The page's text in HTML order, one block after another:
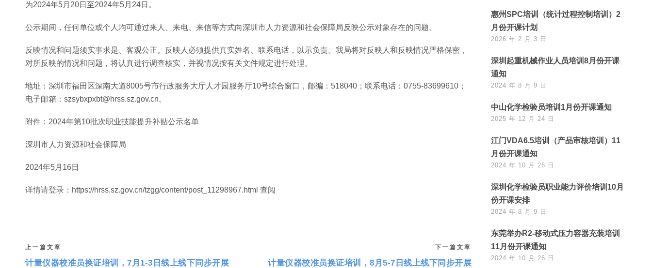
为2024年5月20日至2024年5月24日。
公示期间，任何单位或个人均可通过来人、来电、来信等方式向深圳市人力资源和社会保障局反映公示对象存在的问题。
反映情况和问题须实事求是、客观公正。反映人必须提供真实姓名、联系电话，以示负责。我局将对反映人和反映情况严格保密，
对所反映的情况和问题，将认真进行调查核实，并视情况按有关文件规定进行处理。
地址：深圳市福田区深南大道8005号市行政服务大厅人才园服务厅10号综合窗口，邮编：518040；联系电话：0755-83699610；
电子邮箱：szsybxpxbt@hrss.sz.gov.cn。
附件：2024年第10批次职业技能提升补贴公示名单
深圳市人力资源和社会保障局
2024年5月16日
详情请登录：https://hrss.sz.gov.cn/tzgg/content/post_11298967.html 查阅
上一篇文章
计量仪器校准员换证培训，7月1-3日线上线下同步开展
下一篇文章
计量仪器校准员换证培训，8月5-7日线上线下同步开展
惠州SPC培训（统计过程控制培训）2
月份开课计划
2026 年 2 月 3 日
深圳起重机械作业人员培训8月份开课
通知
2024 年 8 月 9 日
中山化学检验员培训1月份开课通知
2025 年 12 月 24 日
江门VDA6.5培训（产品审核培训）11
月份开课通知
2024 年 10 月 26 日
深圳化学检验员职业能力评价培训10月
份开课安排
2024 年 8 月 9 日
东莞举办R2-移动式压力容器充装培训
11月份开课通知
2024 年 10 月 26 日